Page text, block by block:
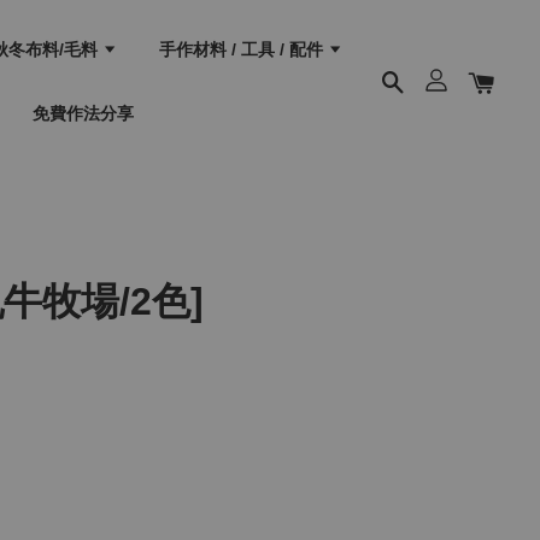
冬布料/毛料 手作材料 / 工具 / 配件
免費作法分享
牧場/2色]